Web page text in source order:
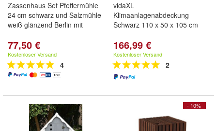
Zassenhaus Set Pfeffermühle
24 cm schwarz und Salzmühle
weiß glänzend Berlin mit
77,50 €
Kostenloser Versand
4
vidaXL
Klimaanlagenabdeckung
Schwarz 110 x 50 x 105 cm
166,99 €
Kostenloser Versand
2
- 10%